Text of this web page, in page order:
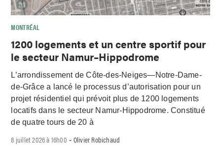
MONTRÉAL
1200 logements et un centre sportif pour
le secteur Namur–Hippodrome
L’arrondissement de Côte-des-Neiges—Notre-Dame-
de-Grâce a lancé le processus d’autorisation pour un
projet résidentiel qui prévoit plus de 1200 logements
locatifs dans le secteur Namur-Hippodrome. Constitué
de quatre tours de 20 à
8 juillet 2026 à 16h00 - Olivier Robichaud